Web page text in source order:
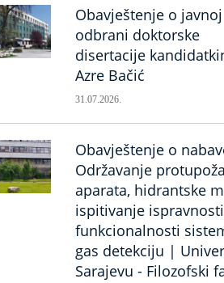
Obavještenje o javnoj
odbrani doktorske
disertacije
Azre Bačić
31.07.2026.
Obavještenje o
Održavanje
aparata, hidrantske
ispitivanje
funkcionalnosti
gas detekciju |
Sarajevu - Filozofski